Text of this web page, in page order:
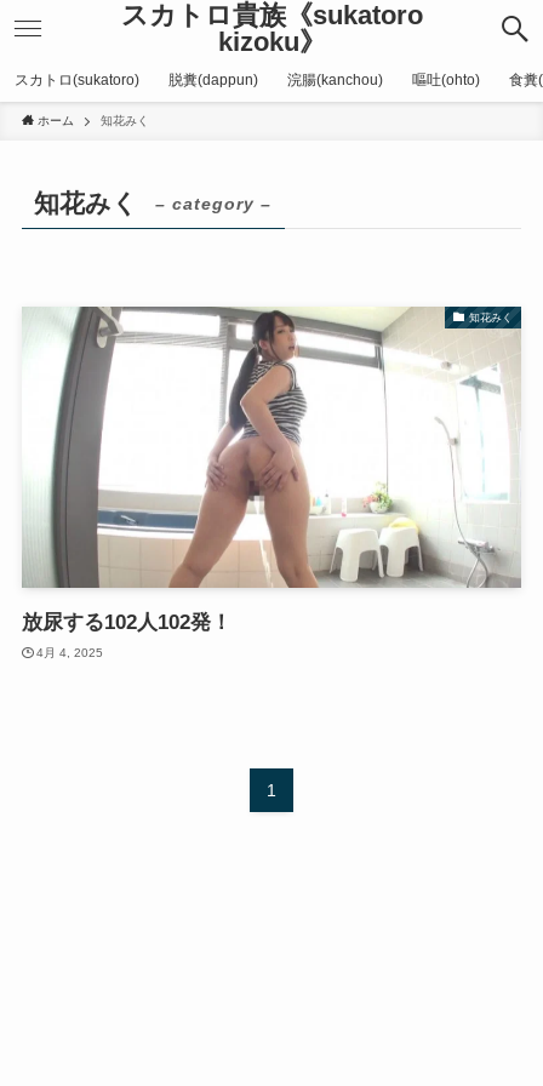
スカトロ貴族《sukatoro
kizoku》
スカトロ(sukatoro) 脱糞(dappun) 浣腸(kanchou) 嘔吐(ohto) 食糞
ホーム 知花みく
知花みく – category –
知花みく
放尿する102人102発！
4月 4, 2025
1